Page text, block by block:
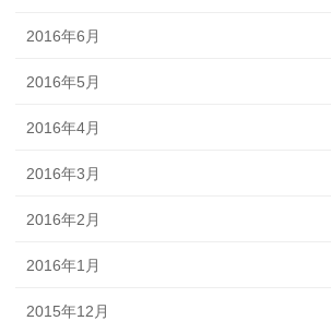
2016年6月
2016年5月
2016年4月
2016年3月
2016年2月
2016年1月
2015年12月